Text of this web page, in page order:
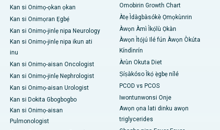
Kan si Onimọ-ọkan ọkan
Kan si Onimọran Ẹgbẹ́
Kan si Onimọ-jinlẹ nipa Neurology
Kan si Onimọ-jinlẹ nipa ikun ati
inu
Kan si Onimọ-aisan Oncologist
Kan si Onimọ-jinlẹ Nephrologist
Kan si Onimọ-aisan Urologist
Kan si Dokita Gbogbogbo
Kan si Onimọ-aisan
Pulmonologist
Omobirin Growth Chart
Àtẹ Ìdàgbàsókè Ọmọkùnrin
Àwọn Àmì Ìkọ́lù Ọkàn
Àwọn Ìtọ́jú Ilé fún Àwọn Òkúta
Kíndìnrín
Àrùn Okuta Diet
Ṣíṣàkóso Ìkọ́ ẹ̀gbẹ nílé
PCOD vs PCOS
Iwontunwonsi Onje
Awọn ọna lati dinku awọn
triglycerides